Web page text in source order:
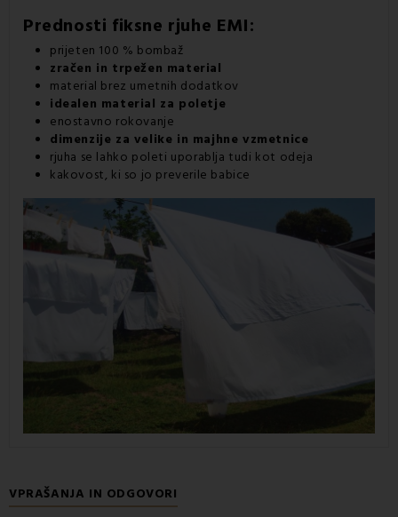
Prednosti fiksne rjuhe EMI:
prijeten 100 % bombaž
zračen in trpežen material
material brez umetnih dodatkov
idealen material za poletje
enostavno rokovanje
dimenzije za velike in majhnevzmetnice
rjuha se lahko poleti uporablja tudi kot odeja
kakovost, ki so jo preverile babice
VPRAŠANJA IN ODGOVORI